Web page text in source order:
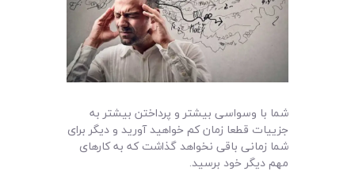
شما با وسواسی بیشتر و پرداختن بیشتر به
جزییات قطعا زمان کم خواهید آورید و دیگر برای
شما زمانی باقی نخواهد گذاشت که به کارهای
مهم دیگر خود برسید.